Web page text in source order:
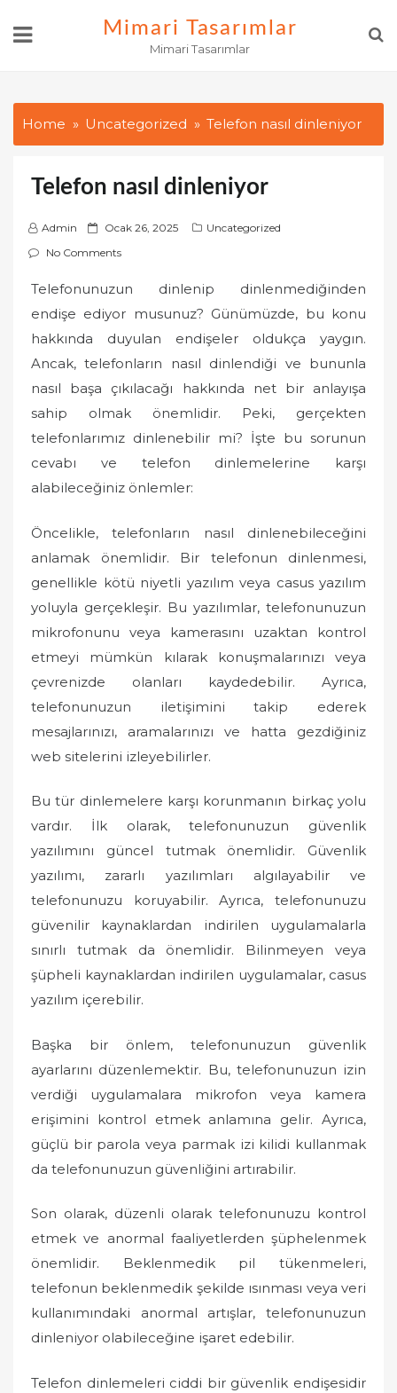
Mimari Tasarımlar
Mimari Tasarımlar
Home Uncategorized Telefon nasıl dinleniyor
Telefon nasıl dinleniyor
Admin
P
o
t
e
Ocak 26, 2025
Uncategorized
No Comments
Telefonunuzun dinlenip dinlenmediğinden
endişe ediyor musunuz? Günümüzde, bu konu
hakkında duyulan endişeler oldukça yaygın.
Ancak, telefonların nasıl dinlendiği ve bununla
nasıl başa çıkılacağı hakkında net bir anlayışa
sahip olmak önemlidir. Peki, gerçekten
telefonlarımız dinlenebilir mi? İşte bu sorunun
cevabı ve telefon dinlemelerine karşı
alabileceğiniz önlemler:
Öncelikle, telefonların nasıl dinlenebileceğini
anlamak önemlidir. Bir telefonun dinlenmesi,
genellikle kötü niyetli yazılım veya casus yazılım
yoluyla gerçekleşir. Bu yazılımlar, telefonunuzun
mikrofonunu veya kamerasını uzaktan kontrol
etmeyi mümkün kılarak konuşmalarınızı veya
çevrenizde olanları kaydedebilir. Ayrıca,
telefonunuzun iletişimini takip ederek
mesajlarınızı, aramalarınızı ve hatta gezdiğiniz
web sitelerini izleyebilirler.
Bu tür dinlemelere karşı korunmanın birkaç yolu
vardır. İlk olarak, telefonunuzun güvenlik
yazılımını güncel tutmak önemlidir. Güvenlik
yazılımı, zararlı yazılımları algılayabilir ve
telefonunuzu koruyabilir. Ayrıca, telefonunuzu
güvenilir kaynaklardan indirilen uygulamalarla
sınırlı tutmak da önemlidir. Bilinmeyen veya
şüpheli kaynaklardan indirilen uygulamalar, casus
yazılım içerebilir.
Başka bir önlem, telefonunuzun güvenlik
ayarlarını düzenlemektir. Bu, telefonunuzun izin
verdiği uygulamalara mikrofon veya kamera
erişimini kontrol etmek anlamına gelir. Ayrıca,
güçlü bir parola veya parmak izi kilidi kullanmak
da telefonunuzun güvenliğini artırabilir.
Son olarak, düzenli olarak telefonunuzu kontrol
etmek ve anormal faaliyetlerden şüphelenmek
önemlidir. Beklenmedik pil tükenmeleri,
telefonun beklenmedik şekilde ısınması veya veri
kullanımındaki anormal artışlar, telefonunuzun
dinleniyor olabileceğine işaret edebilir.
Telefon dinlemeleri ciddi bir güvenlik endişesidir